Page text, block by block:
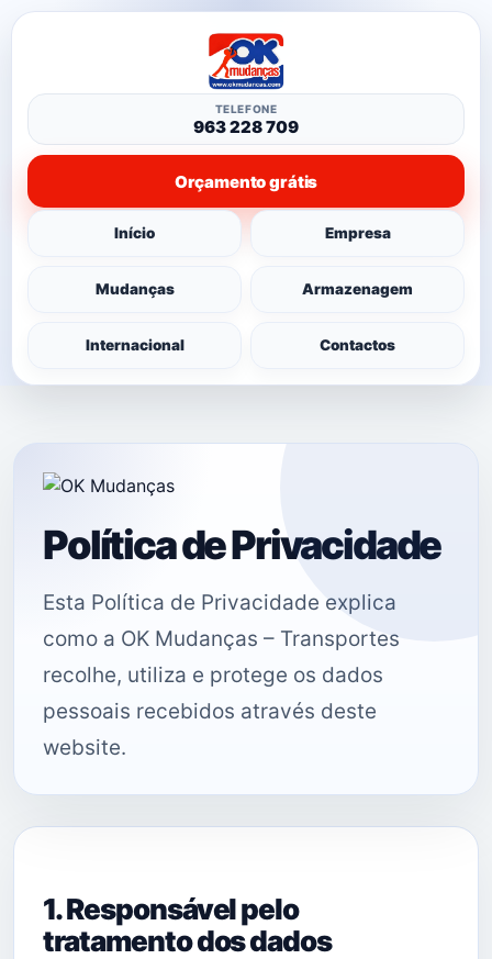
Início Empresa
Mudanças Armazenagem
Internacional Contactos
TELEFONE
963 228 709
Orçamento grátis
Política de Privacidade
Esta Política de Privacidade explica
como a OK Mudanças – Transportes
recolhe, utiliza e protege os dados
pessoais recebidos através deste
website.
1. Responsável pelo
tratamento dos dados